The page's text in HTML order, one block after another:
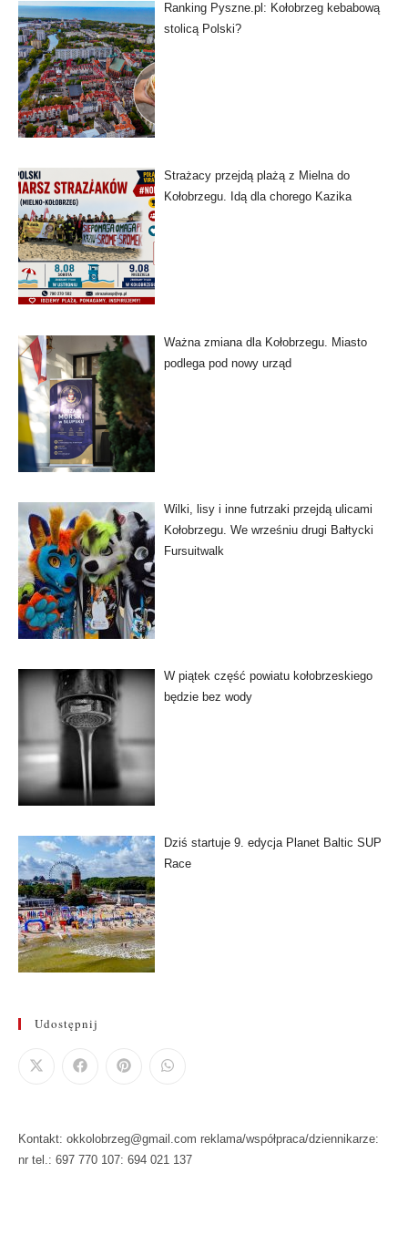
Ranking Pyszne.pl: Kołobrzeg kebabową
stolicą Polski?
Strażacy przejdą plażą z Mielna do
Kołobrzegu. Idą dla chorego Kazika
Ważna zmiana dla Kołobrzegu. Miasto
podlega pod nowy urząd
Wilki, lisy i inne futrzaki przejdą ulicami
Kołobrzegu. We wrześniu drugi Bałtycki
Fursuitwalk
W piątek część powiatu kołobrzeskiego
będzie bez wody
Dziś startuje 9. edycja Planet Baltic SUP
Race
Udostępnij
Kontakt: okkolobrzeg@gmail.com reklama/współpraca/dziennikarze:
nr tel.: 697 770 107: 694 021 137